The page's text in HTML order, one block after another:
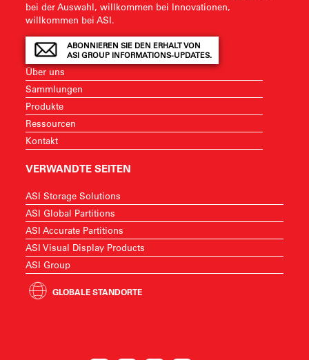
bei der Auswahl, willkommen bei Innovationen,
willkommen bei ASI.
ABONNIEREN SIE DEN ERHALT VON
ASI GROUP INFORMATIONS-UPDATES.
Über uns
Sammlungen
Produkte
Ressourcen
Kontakt
VERWANDTE SEITEN
ASI Storage Solutions
ASI Global Partitions
ASI Accurate Partitions
ASI Visual Display Products
ASI Group
GLOBALE STANDORTE